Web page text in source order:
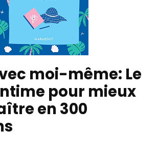
moi-même: Le
pour mieux
en 300